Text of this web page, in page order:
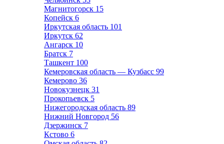
Магнитогорск 15
Копейск 6
Иркутская область 101
Иркутск 62
Ангарск 10
Братск 7
Ташкент 100
Кемеровская область — Кузбасс 99
Кемерово 36
Новокузнецк 31
Прокопьевск 5
Нижегородская область 89
Нижний Новгород 56
Дзержинск 7
Кстово 6